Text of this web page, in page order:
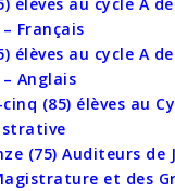
Français
élèves au cycle A
Anglais
(85) élèves au
(75) Auditeurs de
et des